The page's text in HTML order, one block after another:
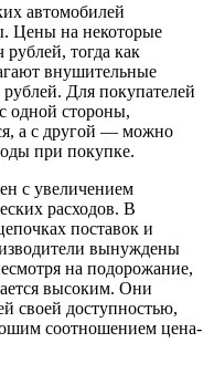
автомобилей
Цены на некоторые
тогда как
внушительные
Для покупателей
одной стороны,
а с другой — можно
при покупке.
с увеличением
расходов. В
поставок и
вынуждены
на подорожание,
высоким. Они
своей доступностью,
соотношением цена-